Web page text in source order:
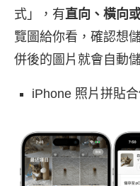
式」，有直向、橫向
覽圖給你看，確認想
併後的圖片就會自動
iPhone 照片拼貼合